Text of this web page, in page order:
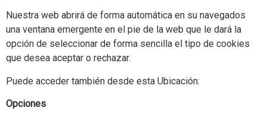
Nuestra web abrirá de forma automática en su navegados
una ventana emergente en el pie de la web que le dará la
opción de seleccionar de forma sencilla el tipo de cookies
que desea aceptar o rechazar.
Puede acceder también desde esta Ubicación:
Opciones